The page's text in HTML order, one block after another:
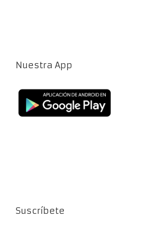
Nuestra App
Suscríbete